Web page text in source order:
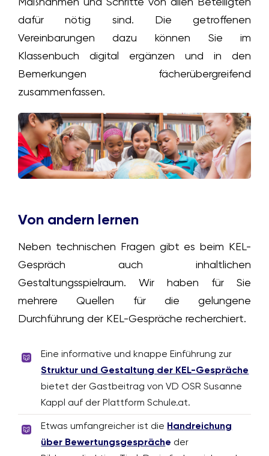
dafür nötig sind. Die getroffenen
Vereinbarungen dazu können Sie im
Klassenbuch digital ergänzen und in den
Bemerkungen fächerübergreifend
zusammenfassen.
Von andern lernen
Neben technischen Fragen gibt es beim KEL-
Gespräch auch inhaltlichen
Gestaltungsspielraum. Wir haben für Sie
mehrere Quellen für die gelungene
Durchführung der KEL-Gespräche recherchiert.
Eine informative und knappe Einführung zur
Struktur und Gestaltung der KEL-Gespräche
bietet der Gastbeitrag von VD OSR Susanne
Kappl auf der Plattform Schule.at.
Etwas umfangreicher ist die Handreichung
über Bewertungsgespräche der